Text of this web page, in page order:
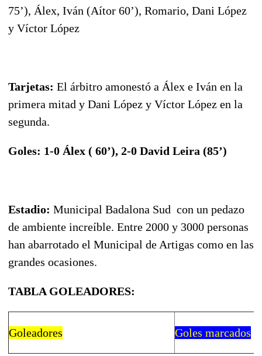
75’), Álex, Iván (Aítor 60’), Romario, Dani López
y Víctor López
Tarjetas: El árbitro amonestó a Álex e Iván en la
primera mitad y Dani López y Víctor López en la
segunda.
Goles: 1-0 Álex ( 60’), 2-0 David Leira (85’)
Estadio: Municipal Badalona Sud con un pedazo
de ambiente increíble. Entre 2000 y 3000 personas
han abarrotado el Municipal de Artigas como en las
grandes ocasiones.
TABLA GOLEADORES:
Goleadores Goles marcados